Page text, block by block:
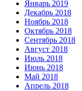
Январь 2019
Декабрь 2018
Ноябрь 2018
Октябрь 2018
Сентябрь 2018
Август 2018
Июль 2018
Июнь 2018
Май 2018
Апрель 2018